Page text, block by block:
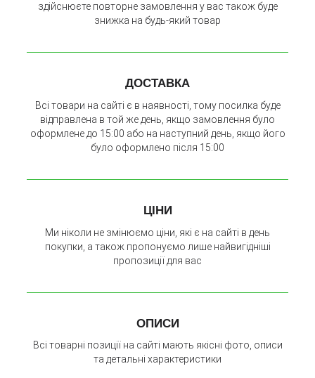
здійснюєте повторне замовлення у вас також буде
знижка на будь-який товар
ДОСТАВКА
Всі товари на сайті є в наявності, тому посилка буде
відправлена в той же день, якщо замовлення було
оформлене до 15:00 або на наступний день, якщо його
було оформлено після 15:00
ЦІНИ
Ми ніколи не змінюємо ціни, які є на сайті в день
покупки, а також пропонуємо лише найвигідніші
пропозиції для вас
ОПИСИ
Всі товарні позиції на сайті мають якісні фото, описи
та детальні характеристики